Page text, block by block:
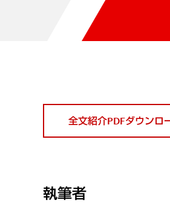
全文紹介PDFダウンロ
執筆者